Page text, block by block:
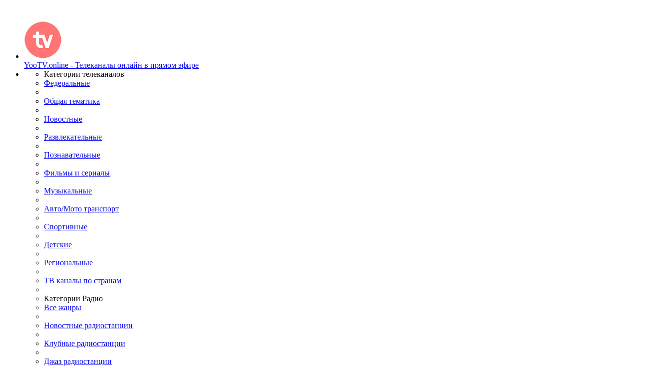
YooTV.online - Телеканалы онлайн в прямом эфире
Категории телеканалов
Федеральные
Общая тематика
Новостные
Развлекательные
Познавательные
Фильмы и сериалы
Музыкальные
Авто/Мото транспорт
Спортивные
Детские
Региональные
ТВ каналы по странам
Категории Радио
Все жанры
Новостные радиостанции
Клубные радиостанции
Джаз радиостанции